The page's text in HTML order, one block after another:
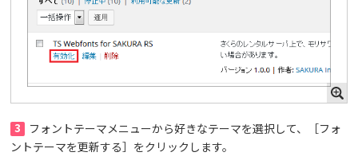
3
フォントテーマメニューから好きなテーマを選択して、［フォ
ントテーマを更新する］をクリックします。